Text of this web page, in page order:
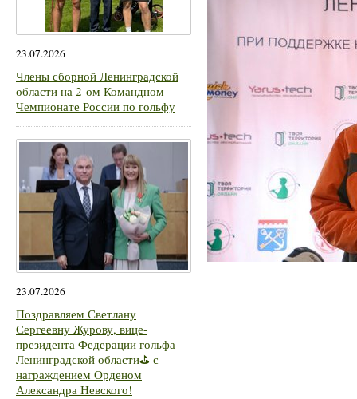
23.07.2026
Члены сборной Ленинградской
области на 2-ом Командном
Чемпионате России по гольфу
23.07.2026
Поздравляем Светлану
Сергеевну Журову, вице-
президента Федерации гольфа
Ленинградской области⛳ с
награждением Орденом
Александра Невского!